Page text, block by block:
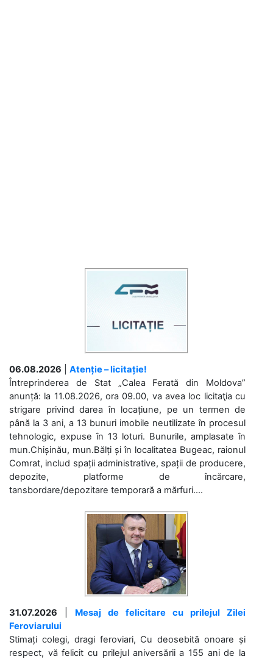
06.08.2026
Atenție – licitație!
Întreprinderea de Stat „Calea Ferată din Moldova”
anunță: la 11.08.2026, ora 09.00, va avea loc licitaţia cu
strigare privind darea în locațiune, pe un termen de
până la 3 ani, a 13 bunuri imobile neutilizate în procesul
tehnologic, expuse în 13 loturi. Bunurile, amplasate în
mun.Chișinău, mun.Bălți și în localitatea Bugeac, raionul
Comrat, includ spații administrative, spații de producere,
depozite, platforme de încărcare,
tansbordare/depozitare temporară a mărfuri....
31.07.2026
Mesaj de felicitare cu prilejul Zilei
Feroviarului
Stimați colegi, dragi feroviari, Cu deosebită onoare și
respect, vă felicit cu prilejul aniversării a 155 ani de la